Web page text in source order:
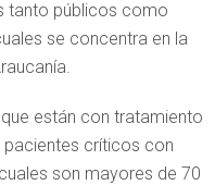
tanto públicos como
se concentra en la
están con tratamiento
críticos con
son mayores de 70